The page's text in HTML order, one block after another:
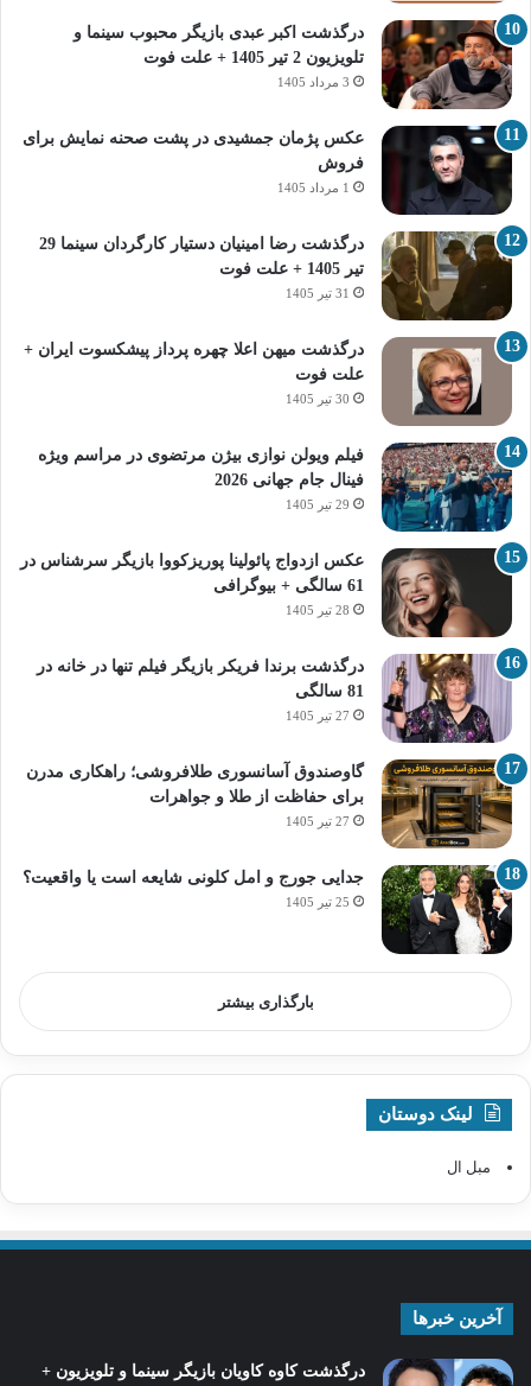
درگذشت اکبر عبدی بازیگر محبوب سینما و
تلویزیون 2 تیر 1405 + علت فوت
3 مرداد 1405
عکس پژمان جمشیدی در پشت صحنه نمایش برای
فروش
1 مرداد 1405
درگذشت رضا امینیان دستیار کارگردان سینما 29
تیر 1405 + علت فوت
31 تیر 1405
درگذشت میهن اعلا چهره پرداز پیشکسوت ایران +
علت فوت
30 تیر 1405
فیلم ویولن نوازی بیژن مرتضوی در مراسم ویژه
فینال جام جهانی 2026
29 تیر 1405
عکس ازدواج پائولینا پوریزکووا بازیگر سرشناس در
61 سالگی + بیوگرافی
28 تیر 1405
درگذشت برندا فریکر بازیگر فیلم تنها در خانه در
81 سالگی
27 تیر 1405
گاوصندوق آسانسوری طلافروشی؛ راهکاری مدرن
برای حفاظت از طلا و جواهرات
27 تیر 1405
جدایی جورج و امل کلونی شایعه است یا واقعیت؟
25 تیر 1405
بارگذاری بیشتر
لینک دوستان
مبل ال
آخرین خبرها
درگذشت کاوه کاویان بازیگر سینما و تلویزیون +